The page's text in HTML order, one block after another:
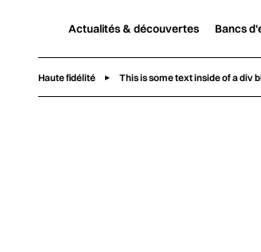
Actualités & découvertes Bancs
Haute fidélité This is some text inside of a div